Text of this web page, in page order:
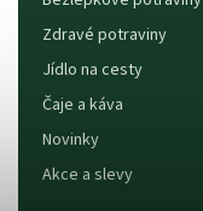
Zdravé potraviny
Jídlo na cesty
Čaje a káva
Novinky
Akce a slevy